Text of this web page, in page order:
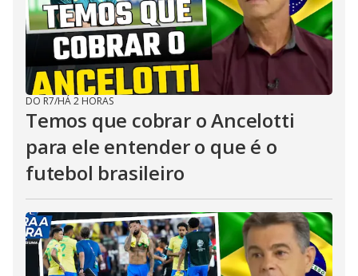
DO R7/HÁ 2 HORAS
Temos que cobrar o Ancelotti
para ele entender o que é o
futebol brasileiro